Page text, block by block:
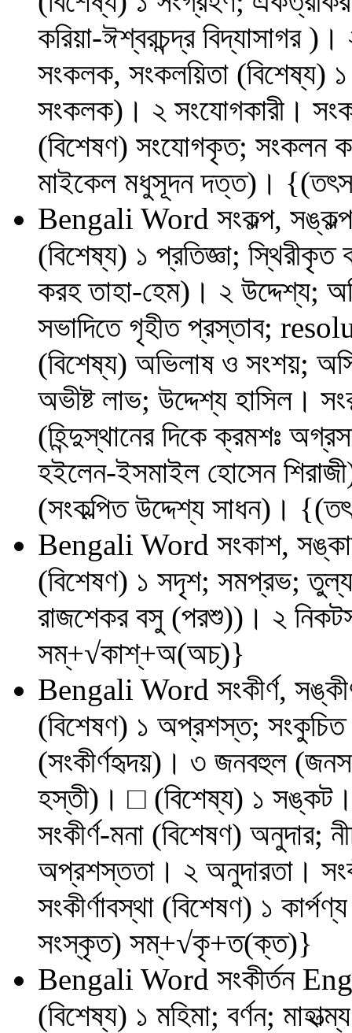
করিয়া-ঈশ্বরচন্দ্র
সংকলক, সংকলয়িতা (বিশেষ্য)
সংকলক)। ২ সংযোগকারী।
(বিশেষণ) সংযোগকৃত; সংকলন
মাইকেল মধুসূদন দত্ত)।
Bengali Word সংকল্প,
(বিশেষ্য) ১ প্রতিজ্ঞা; স্থিরীকৃত
করহ তাহা-হেম)। ২ উদ্দেশ্য;
সভাদিতে গৃহীত প্রস্তাব;
(বিশেষ্য) অভিলাষ ও সংশয়;
অভীষ্ট লাভ; উদ্দেশ্য হাসিল।
(হিন্দুস্থানের দিকে ক্রমশঃ
হইলেন-ইসমাইল হোসেন
(সংকল্পিত উদ্দেশ্য সাধন)।
Bengali Word সংকাশ,
(বিশেষণ) ১ সদৃশ; সমপ্রভ;
রাজশেকর বসু (পরশু))। ২
সম্‌+√কাশ্‌+অ(অচ্‌)}
Bengali Word সংকীর্ণ,
(বিশেষণ) ১ অপ্রশস্ত; সংকুচিত
(সংকীর্ণহৃদয়)। ৩ জনবহুল
হস্তী)। □ (বিশেষ্য) ১ সঙ্কট।
সংকীর্ণ-মনা (বিশেষণ) অনুদার;
অপ্রশস্ততা। ২ অনুদারতা।
সংকীর্ণাবস্থা (বিশেষণ) ১
সংস্কৃত) সম্‌+√কৃ+ত(ক্ত)}
Bengali Word সংকীর্তন
(বিশেষ্য) ১ মহিমা; বর্ণন;